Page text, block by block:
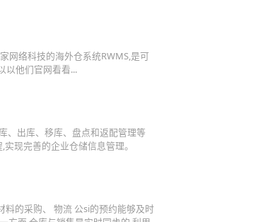
网络科技的海外仓系统RWMS,是可
以他们官网看看...
、出库、移库、盘点和返配管理等
现完善的企业仓储信息管理。
的采购、 物流 公si的预约能够及时